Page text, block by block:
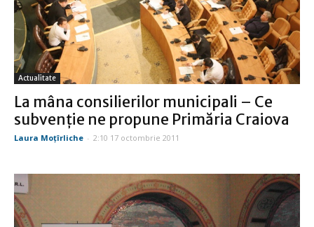
Actualitate
La mâna consilierilor municipali – Ce
subvenţie ne propune Primăria Craiova
Laura Moţîrliche - 2:10 17 octombrie 2011